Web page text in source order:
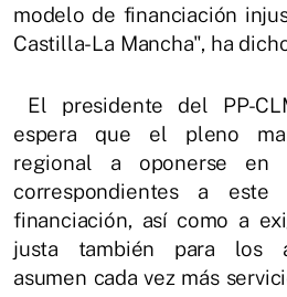
modelo de financiación
Castilla-La Mancha", ha
El presidente del PP-
espera que el pleno
regional a oponerse en
correspondientes a
financiación, así como a
justa también para los
asumen cada vez más